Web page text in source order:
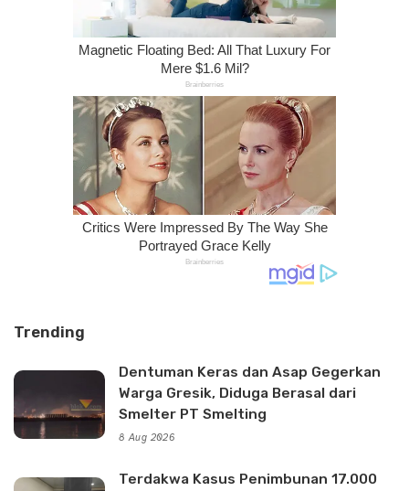
Trending
Dentuman Keras dan Asap Gegerkan
Warga Gresik, Diduga Berasal dari
Smelter PT Smelting
8 Aug 2026
Terdakwa Kasus Penimbunan 17.000